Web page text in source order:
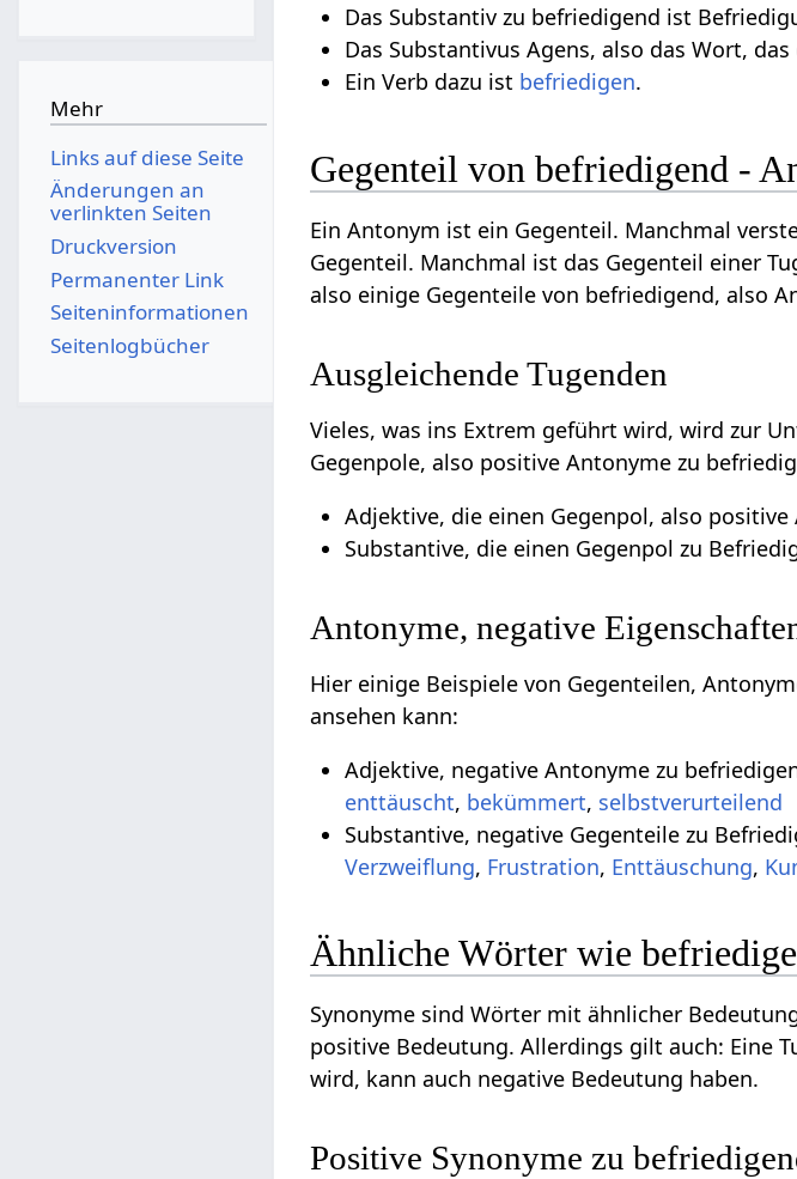
Das Substantiv zu befriedigend ist
Das Substantivus Agens, also das Wort,
Ein Verb dazu ist befriedigen.
Gegenteil von befriedigend -
Ein Antonym ist ein Gegenteil. Manchmal
Gegenteil. Manchmal ist das Gegenteil einer
also einige Gegenteile von befriedigend, also
Ausgleichende Tugenden
Vieles, was ins Extrem geführt wird, wird zur
Gegenpole, also positive Antonyme zu
Adjektive, die einen Gegenpol, also
Substantive, die einen Gegenpol zu
Antonyme, negative
Hier einige Beispiele von Gegenteilen,
ansehen kann:
Adjektive, negative Antonyme zu
enttäuscht, bekümmert, selbstverurteilend
Substantive, negative Gegenteile zu
Verzweiflung, Frustration, Enttäuschung,
Ähnliche Wörter wie
Synonyme sind Wörter mit ähnlicher
positive Bedeutung. Allerdings gilt auch: Eine
wird, kann auch negative Bedeutung haben.
Positive Synonyme zu
Mehr
Links auf diese Seite
Änderungen an
verlinkten Seiten
Druckversion
Permanenter Link
Seiten­­informationen
Seitenlogbücher